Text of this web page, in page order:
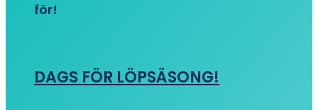
för!
DAGS FÖR LÖPSÄSONG!